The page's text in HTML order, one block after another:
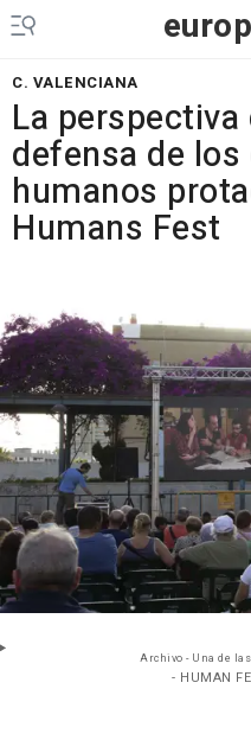
C. VALENCIANA
La
defensa de
humanos
Humans Fest
Archivo - Una de
- HUMAN